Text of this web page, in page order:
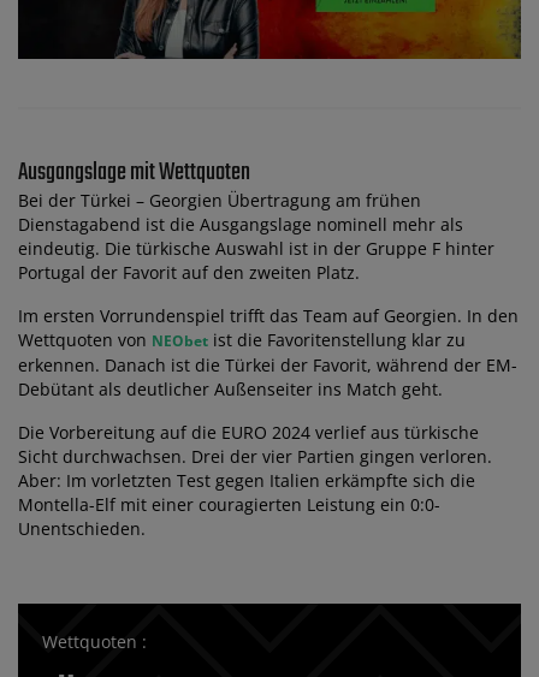
Ausgangslage mit Wettquoten
Bei der Türkei – Georgien Übertragung am frühen
Dienstagabend ist die Ausgangslage nominell mehr als
eindeutig. Die türkische Auswahl ist in der Gruppe F hinter
Portugal der Favorit auf den zweiten Platz.
Im ersten Vorrundenspiel trifft das Team auf Georgien. In den
Wettquoten von NEObet ist die Favoritenstellung klar zu
erkennen. Danach ist die Türkei der Favorit, während der EM-
Debütant als deutlicher Außenseiter ins Match geht.
Die Vorbereitung auf die EURO 2024 verlief aus türkische
Sicht durchwachsen. Drei der vier Partien gingen verloren.
Aber: Im vorletzten Test gegen Italien erkämpfte sich die
Montella-Elf mit einer couragierten Leistung ein 0:0-
Unentschieden.
Wettquoten :